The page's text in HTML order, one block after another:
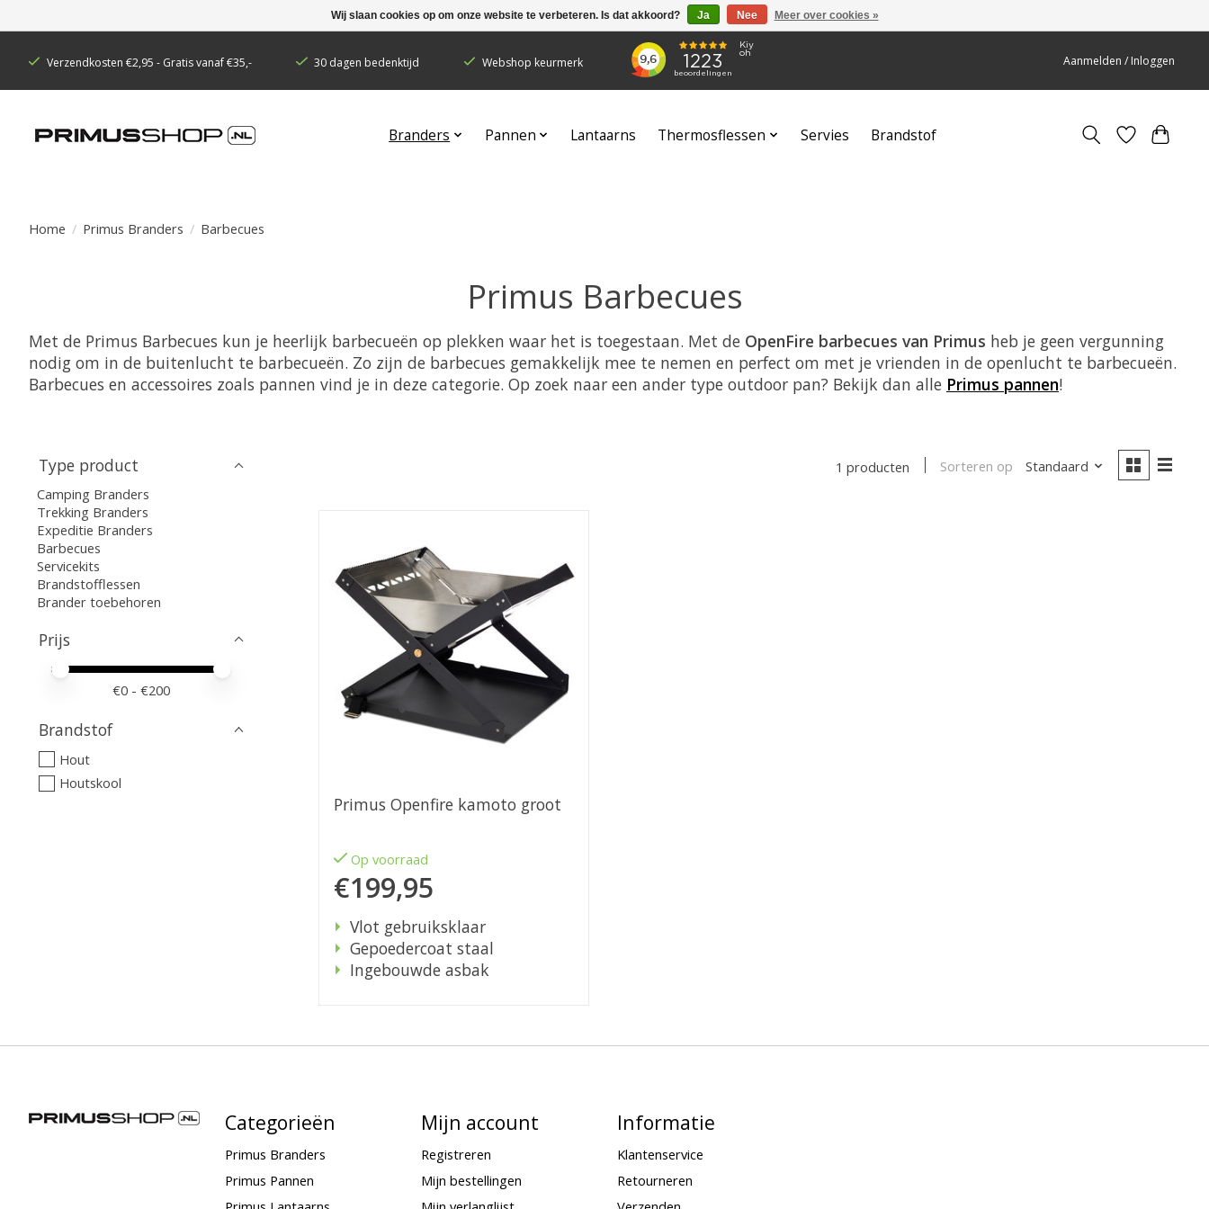
Verzendkosten €2,95 - Gratis vanaf €35,- 30 dagen bedenktijd Webshop keurmerk Aanmelden / Inloggen
Branders Pannen Lantaarns Thermosflessen Servies Brandstof
Home / Primus Branders / Barbecues
Primus Barbecues
Met de Primus Barbecues kun je heerlijk barbecueën op plekken waar het is toegestaan. Met de OpenFire barbecues van Primus heb je geen vergunning
nodig om in de buitenlucht te barbecueën. Zo zijn de barbecues gemakkelijk mee te nemen en perfect om met je vrienden in de openlucht te barbecueën.
Barbecues en accessoires zoals pannen vind je in deze categorie. Op zoek naar een ander type outdoor pan? Bekijk dan alle Primus pannen!
Type product
Camping Branders
Trekking Branders
Expeditie Branders
Barbecues
Servicekits
Brandstofflessen
Brander toebehoren
Prijs
Minimale prijswaarde
Price maximum value
€0 - €200
Brandstof
Hout
Houtskool
1 producten Sorteren op Standaard
Primus Openfire kamoto groot
Op voorraad
€199,95
Vlot gebruiksklaar
Gepoedercoat staal
Ingebouwde asbak
Categorieën
Primus Branders
Primus Pannen
Mijn account
Registreren
Mijn bestellingen
Informatie
Klantenservice
Retourneren
Wij slaan cookies op om onze website te verbeteren. Is dat akkoord? Ja Nee Meer over cookies »